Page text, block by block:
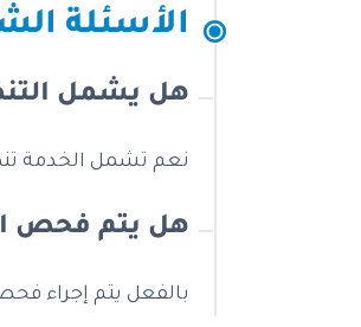
الأسئلة
هل يشمل
نعم تشمل الخدمة
هل يتم فحص
بالفعل يتم إجراء